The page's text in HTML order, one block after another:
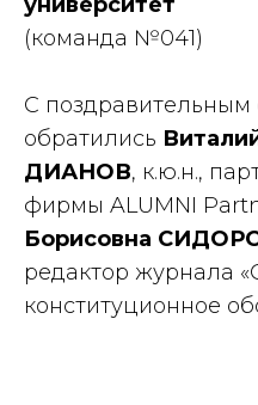
(команда №041)
С поздравительным
обратились
ДИАНОВ, к.ю.н.,
фирмы ALUMNI
Борисовна
редактор журнала
конституционное